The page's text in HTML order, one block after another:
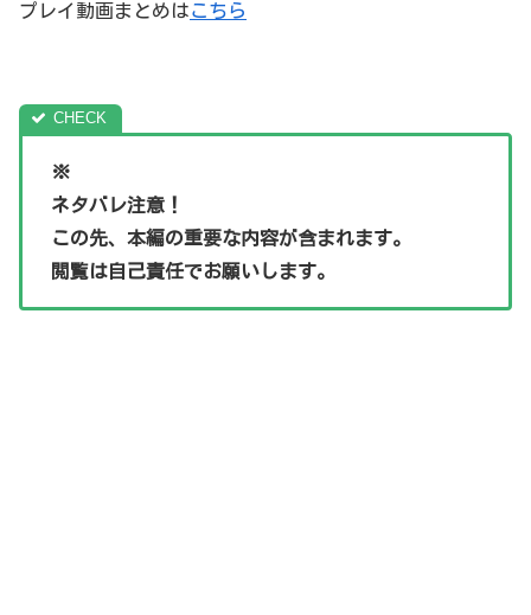
プレイ動画まとめはこちら
※
ネタバレ注意！
この先、本編の重要な内容が含まれます。
閲覧は自己責任でお願いします。